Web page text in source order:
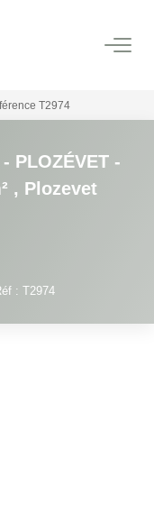
T2974
PLOZÉVET -
, Plozevet
: T2974